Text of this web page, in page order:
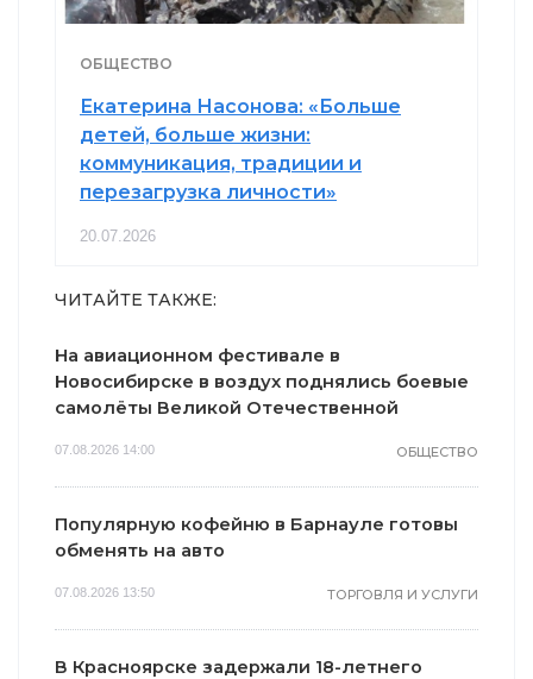
ОБЩЕСТВО
Екатерина Насонова: «Больше
детей, больше жизни:
коммуникация, традиции и
перезагрузка личности»
20.07.2026
ЧИТАЙТЕ ТАКЖЕ:
На авиационном фестивале в
Новосибирске в воздух поднялись боевые
самолёты Великой Отечественной
07.08.2026 14:00 ОБЩЕСТВО
Популярную кофейню в Барнауле готовы
обменять на авто
07.08.2026 13:50 ТОРГОВЛЯ И УСЛУГИ
В Красноярске задержали 18-летнего